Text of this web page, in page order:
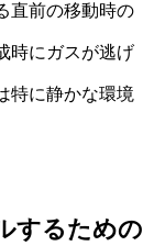
直前の移動時の
時にガスが逃げ
特に静かな環境
するための